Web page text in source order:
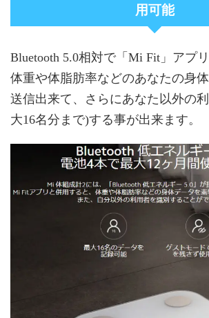
用可能
Bluetooth 5.0相対で「Mi Fit」アプ
体重や体脂肪率などのあなたの身
送信出来て、さらにあなた以外の
大16名分まで)する事が出来ます。